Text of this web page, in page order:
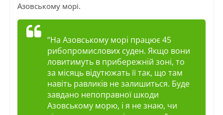
Азовському морі.
“На Азовському морі працює 45
рибопромислових суден. Якщо вони
ловитимуть в прибережній зоні, то
за місяць відутюжатьїї так, що там
навіть равликів не залишиться. Буде
завдано непоправної шкоди
Азовському морю, і я не знаю, чи